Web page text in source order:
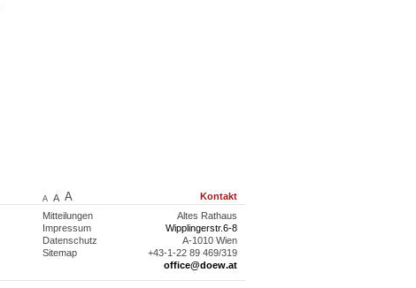
A A A Kontakt
Mitteilungen
Impressum
Datenschutz
Sitemap
Altes Rathaus
Wipplingerstr.6-8
A-1010 Wien
+43-1-22 89 469/319
office@doew.at